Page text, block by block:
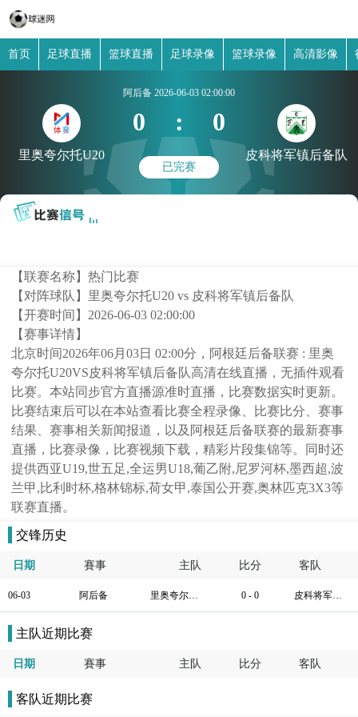
首页 足球直播 篮球直播 足球录像 篮球录像 高清影像
里奥夸尔托U20
阿后备 2026-06-03 02:00:00
0 : 0
已完赛
皮科将军镇后备队
【联赛名称】热门比赛
【对阵球队】 里奥夸尔托U20 vs 皮科将军镇后备队
【开赛时间】 2026-06-03 02:00:00
【赛事详情】
北京时间2026年06月03日 02:00分，阿根廷后备联赛 : 里奥
夸尔托U20VS皮科将军镇后备队高清在线直播，无插件观看
比赛。本站同步官方直播源准时直播，比赛数据实时更新。
比赛结束后可以在本站查看比赛全程录像、比赛比分、赛事
结果、赛事相关新闻报道，以及阿根廷后备联赛的最新赛事
直播，比赛录像，比赛视频下载，精彩片段集锦等。同时还
提供西亚U19,世五足,全运男U18,葡乙附,尼罗河杯,墨西超,波
兰甲,比利时杯,格林锦标,荷女甲,泰国公开赛,奥林匹克3X3等
联赛直播。
交锋历史
日期 賽事 主队 比分 客队
06-03 阿后备 里奥夸尔托U20 0 - 0 皮科将军镇后备队
主队近期比赛
日期 賽事 主队 比分 客队
客队近期比赛